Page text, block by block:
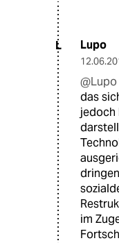
L Lupo
@Lupo
das
jedoch
im